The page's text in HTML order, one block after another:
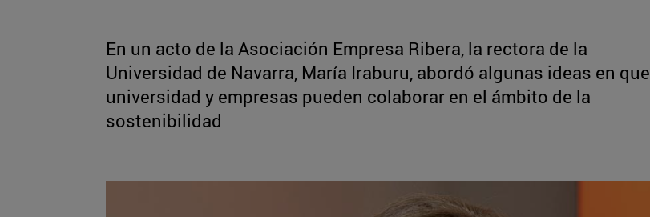
En un acto de la Asociación Empresa Ribera, la rectora de la
Universidad de Navarra, María Iraburu, abordó algunas ideas en que
universidad y empresas pueden colaborar en el ámbito de la
sostenibilidad